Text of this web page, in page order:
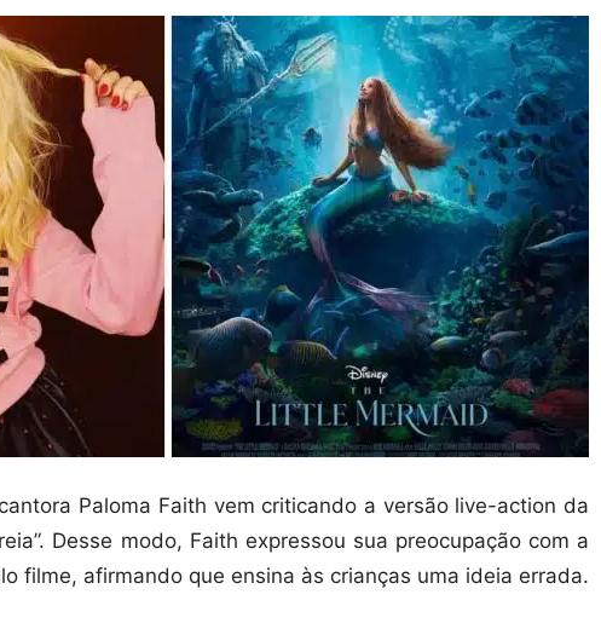
Paloma Faith vem criticando a versão live-action da
Desse modo, Faith expressou sua preocupação com a
filme, afirmando que ensina às crianças uma ideia errada.